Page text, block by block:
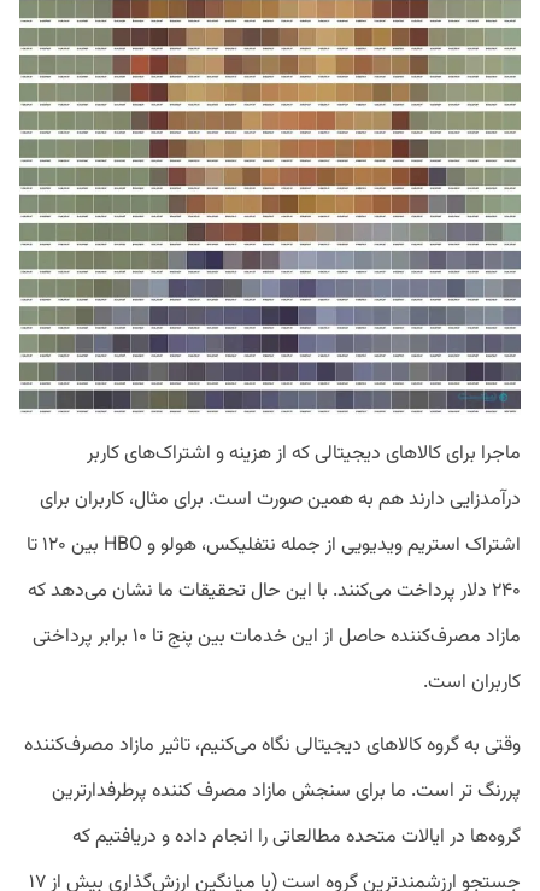
ماجرا برای کالاهای دیجیتالی که از هزینه و اشتراک‌های کاربر
درآمدزایی دارند هم به همین صورت است. برای مثال، کاربران برای
اشتراک استریم ویدیویی از جمله نتفلیکس، هولو و HBO بین ۱۲۰ تا
۲۴۰ دلار پرداخت می‌کنند. با این حال تحقیقات ما نشان می‌دهد که
مازاد مصرف‌کننده حاصل از این خدمات بین پنج تا ۱۰ برابر پرداختی
کاربران است.
وقتی به گروه‌ کالاهای دیجیتالی نگاه می‌کنیم، تاثیر مازاد مصرف‌کننده
پررنگ تر است. ما برای سنجش مازاد مصرف کننده پرطرفدارترین
گروه‌ها در ایالات متحده مطالعاتی را انجام داده و دریافتیم که
جستجو ارزشمند‌ترین گروه است (با میانگین ارزش‌گذاری بیش از ۱۷